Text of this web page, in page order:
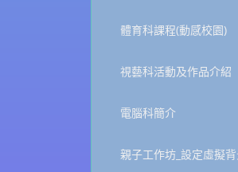
體育科課程(動感校園)
視藝科活動及作品介紹
電腦科簡介
親子工作坊_設定虛擬